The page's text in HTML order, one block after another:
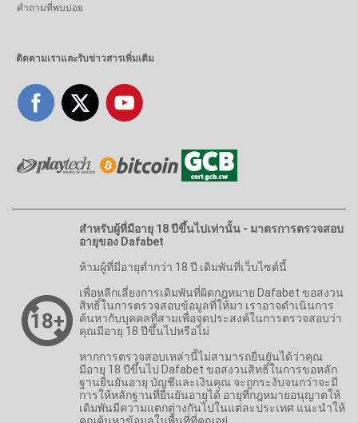
คำถามที่พบบ่อย
ติดตามเราและรับข่าวสารเพิ่มเติม
สำหรับผู้ที่มีอายุ 18 ปีขึ้นไปเท่านั้น - มาตรการตรวจสอบ
อายุของ Dafabet
ห้ามผู้ที่มีอายุต่ำกว่า 18 ปี เดิมพันที่เว็บไซต์นี้
เพื่อหลีกเลี่ยงการเดิมพันที่ผิดกฎหมาย Dafabet ขอสงวน
สิทธิ์ในการตรวจสอบข้อมูลที่ให้มา เราอาจดำเนินการ
ค้นหากับบุคคลที่สามเพื่อจุดประสงค์ในการตรวจสอบว่า
คุณมีอายุ 18 ปีขึ้นไปหรือไม่
หากการตรวจสอบเหล่านี้ไม่สามารถยืนยันได้ว่าคุณ
มีอายุ 18 ปีขึ้นไป Dafabet ขอสงวนสิทธิ์ในการขอหลัก
ฐานยืนยันอายุ บัญชีและเงินคุณ จะถูกระงับจนกว่าจะมี
การให้หลักฐานที่ยืนยันอายุได้ อายุที่กฎหมายอนุญาตให้
เดิมพันมีความแตกต่างกันไปในแต่ละประเทศ แนะนำให้